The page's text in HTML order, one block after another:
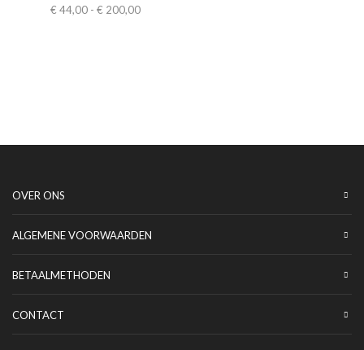
€ 44,00 - € 200,00
OVER ONS
ALGEMENE VOORWAARDEN
BETAALMETHODEN
CONTACT